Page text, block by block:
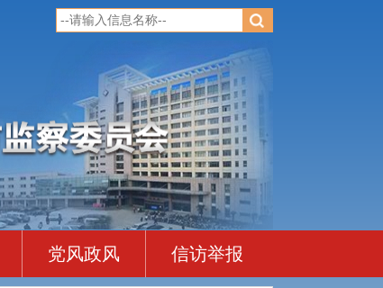
党风政风 信访举报